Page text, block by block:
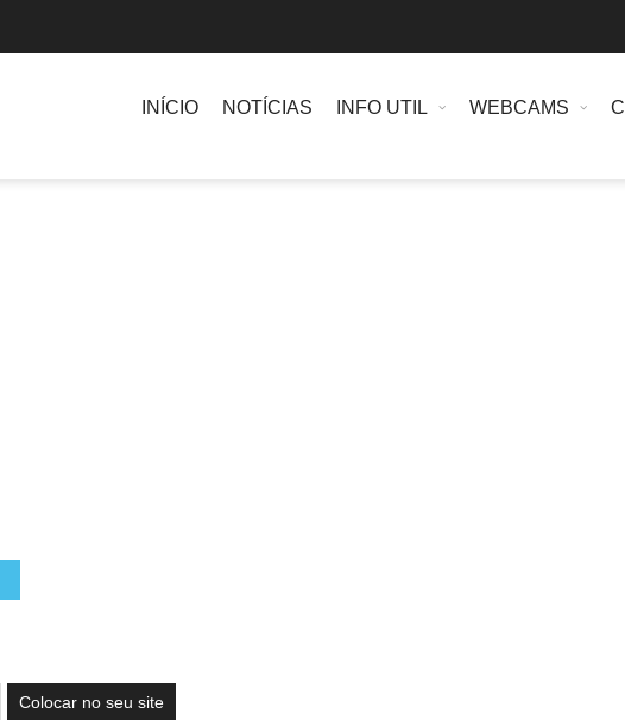
INÍCIO NOTÍCIAS INFO UTIL WEBCAMS
Colocar no seu site